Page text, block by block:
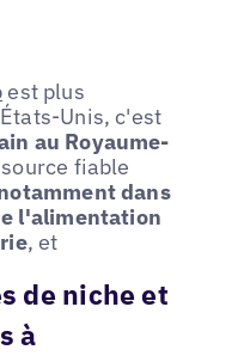
est plus
Unis, c'est
au Royaume-
fiable
dans
l'alimentation
, et
de niche et
à